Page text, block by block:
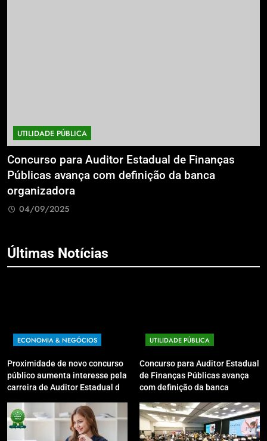
UTILIDADE PÚBLICA
Concurso para Auditor Estadual de Finanças
Públicas avança com definição da banca
organizadora
04/09/2025
Últimas Notícias
ECONOMIA & NEGÓCIOS
Proximidade de novo concurso
público aumenta interesse pela
carreira de Auditor Estadual de
Youtube irá sanar dúvidas
UTILIDADE PÚBLICA
Concurso para Auditor Estadual
de Finanças Públicas avança
com definição da banca